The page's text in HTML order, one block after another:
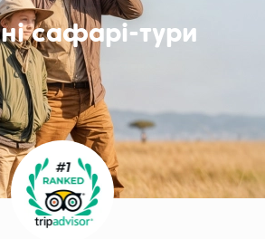
сафарі-тури